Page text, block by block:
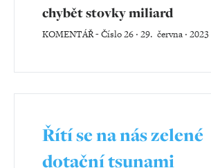
chybět stovky miliard
KOMENTÁŘ-Číslo 26 ‧ 29. června ‧ 2023
Řítí se na nás zelené
dotační tsunami